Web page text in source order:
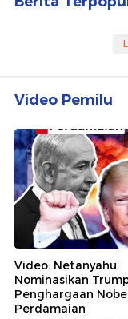
Video Pemilu
Video: Netanyahu
Nominasikan
Penghargaan
Perdamaian